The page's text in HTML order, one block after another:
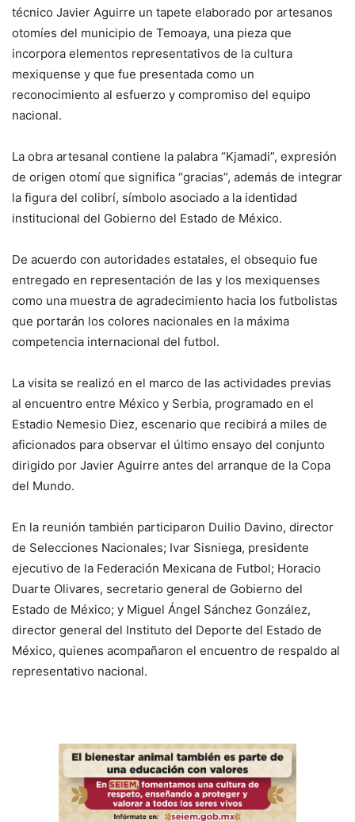
técnico Javier Aguirre un tapete elaborado por artesanos
otomíes del municipio de Temoaya, una pieza que
incorpora elementos representativos de la cultura
mexiquense y que fue presentada como un
reconocimiento al esfuerzo y compromiso del equipo
nacional.
La obra artesanal contiene la palabra “Kjamadi”, expresión
de origen otomí que significa “gracias”, además de integrar
la figura del colibrí, símbolo asociado a la identidad
institucional del Gobierno del Estado de México.
De acuerdo con autoridades estatales, el obsequio fue
entregado en representación de las y los mexiquenses
como una muestra de agradecimiento hacia los futbolistas
que portarán los colores nacionales en la máxima
competencia internacional del futbol.
La visita se realizó en el marco de las actividades previas
al encuentro entre México y Serbia, programado en el
Estadio Nemesio Diez, escenario que recibirá a miles de
aficionados para observar el último ensayo del conjunto
dirigido por Javier Aguirre antes del arranque de la Copa
del Mundo.
En la reunión también participaron Duilio Davino, director
de Selecciones Nacionales; Ivar Sisniega, presidente
ejecutivo de la Federación Mexicana de Futbol; Horacio
Duarte Olivares, secretario general de Gobierno del
Estado de México; y Miguel Ángel Sánchez González,
director general del Instituto del Deporte del Estado de
México, quienes acompañaron el encuentro de respaldo al
representativo nacional.